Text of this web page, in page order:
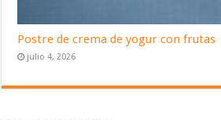
Postre de crema de yogur con frutas
julio 4, 2026